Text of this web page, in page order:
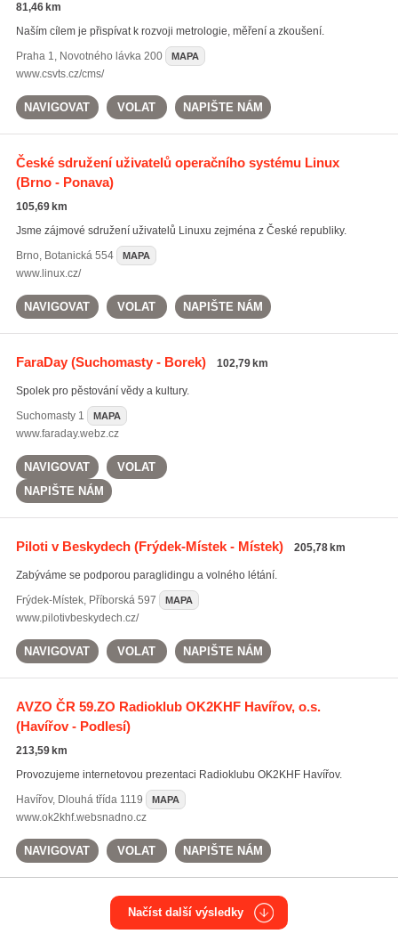
81,46 km
Naším cílem je přispívat k rozvoji metrologie, měření a zkoušení.
Praha 1, Novotného lávka 200 MAPA
www.csvts.cz/cms/
NAVIGOVAT VOLAT NAPIŠTE NÁM
České sdružení uživatelů operačního systému Linux
(Brno - Ponava)
105,69 km
Jsme zájmové sdružení uživatelů Linuxu zejména z České republiky.
Brno, Botanická 554 MAPA
www.linux.cz/
NAVIGOVAT VOLAT NAPIŠTE NÁM
FaraDay(Suchomasty - Borek) 102,79 km
Spolek pro pěstování vědy a kultury.
Suchomasty1 MAPA
www.faraday.webz.cz
NAVIGOVAT
VOLAT
NAPIŠTE NÁM
Piloti v Beskydech(Frýdek-Místek - Místek) 205,78 km
Zabýváme se podporou paraglidingu a volného létání.
Frýdek-Místek, Příborská 597 MAPA
www.pilotivbeskydech.cz/
NAVIGOVAT VOLAT NAPIŠTE NÁM
AVZO ČR 59.ZO Radioklub OK2KHF Havířov, o.s.
(Havířov - Podlesí)
213,59 km
Provozujeme internetovou prezentaci Radioklubu OK2KHF Havířov.
Havířov, Dlouhá třída 1119 MAPA
www.ok2khf.websnadno.cz
NAVIGOVAT VOLAT NAPIŠTE NÁM
Načíst další výsledky